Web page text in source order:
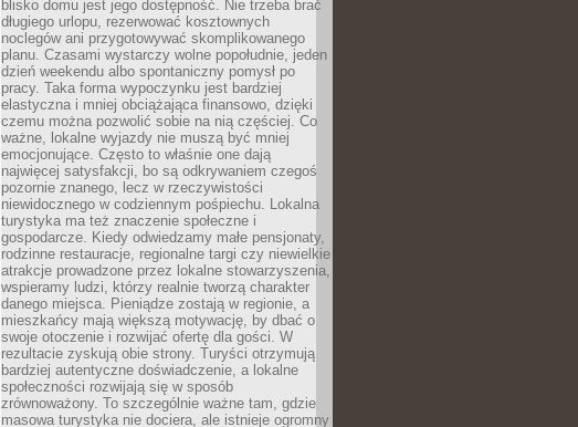
blisko domu jest jego dostępność. Nie trzeba brać
długiego urlopu, rezerwować kosztownych
noclegów ani przygotowywać skomplikowanego
planu. Czasami wystarczy wolne popołudnie, jeden
dzień weekendu albo spontaniczny pomysł po
pracy. Taka forma wypoczynku jest bardziej
elastyczna i mniej obciążająca finansowo, dzięki
czemu można pozwolić sobie na nią częściej. Co
ważne, lokalne wyjazdy nie muszą być mniej
emocjonujące. Często to właśnie one dają
najwięcej satysfakcji, bo są odkrywaniem czegoś
pozornie znanego, lecz w rzeczywistości
niewidocznego w codziennym pośpiechu. Lokalna
turystyka ma też znaczenie społeczne i
gospodarcze. Kiedy odwiedzamy małe pensjonaty,
rodzinne restauracje, regionalne targi czy niewielkie
atrakcje prowadzone przez lokalne stowarzyszenia,
wspieramy ludzi, którzy realnie tworzą charakter
danego miejsca. Pieniądze zostają w regionie, a
mieszkańcy mają większą motywację, by dbać o
swoje otoczenie i rozwijać ofertę dla gości. W
rezultacie zyskują obie strony. Turyści otrzymują
bardziej autentyczne doświadczenie, a lokalne
społeczności rozwijają się w sposób
zrównoważony. To szczególnie ważne tam, gdzie
masowa turystyka nie dociera, ale istnieje ogromny